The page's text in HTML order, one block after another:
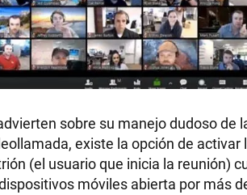
sobre su manejo dudoso de
existe la opción de
(el usuario que inicia la reunión)
móviles abierta por más